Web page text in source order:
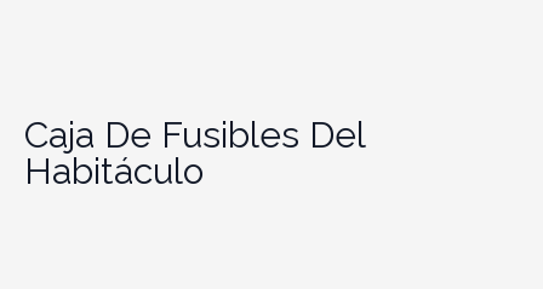
Caja De Fusibles Del
Habitáculo